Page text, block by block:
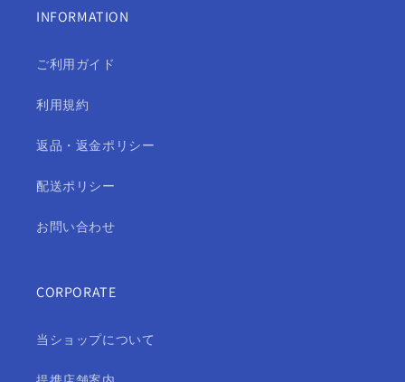
INFORMATION
ご利用ガイド
利用規約
返品・返金ポリシー
配送ポリシー
お問い合わせ
CORPORATE
当ショップについて